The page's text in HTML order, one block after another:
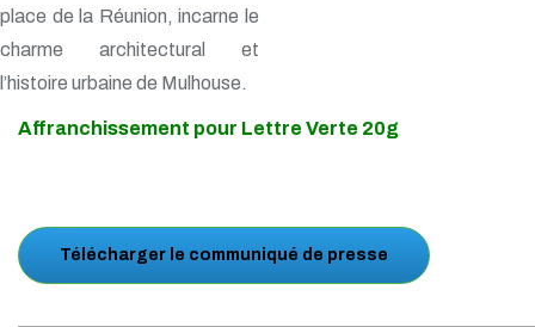
place de la Réunion, incarne le
charme architectural et
l’histoire urbaine de Mulhouse.
Affranchissement pour Lettre Verte 20g
Télécharger le communiqué de presse